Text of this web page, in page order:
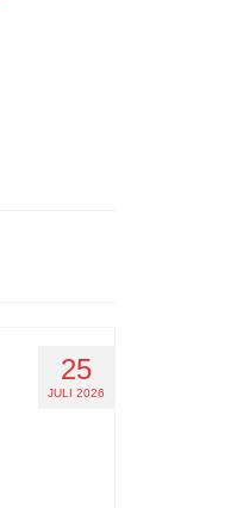
25
JULI 2026